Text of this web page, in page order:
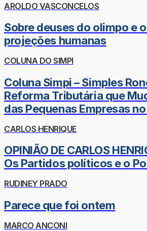
AROLDO VASCONCELOS
Sobre deuses do olimpo e
projeções humanas
COLUNA DO SIMPI
Coluna Simpi – Simples
Reforma Tributária que
das Pequenas Empresas
CARLOS HENRIQUE
OPINIÃO DE CARLOS
Os Partidos políticos e o
RUDINEY PRADO
Parece que foi ontem
MARCO ANCONI